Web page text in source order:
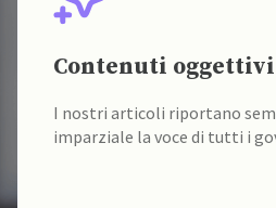
Contenuti oggettivi
I nostri articoli riportano
imparziale la voce di tutti i